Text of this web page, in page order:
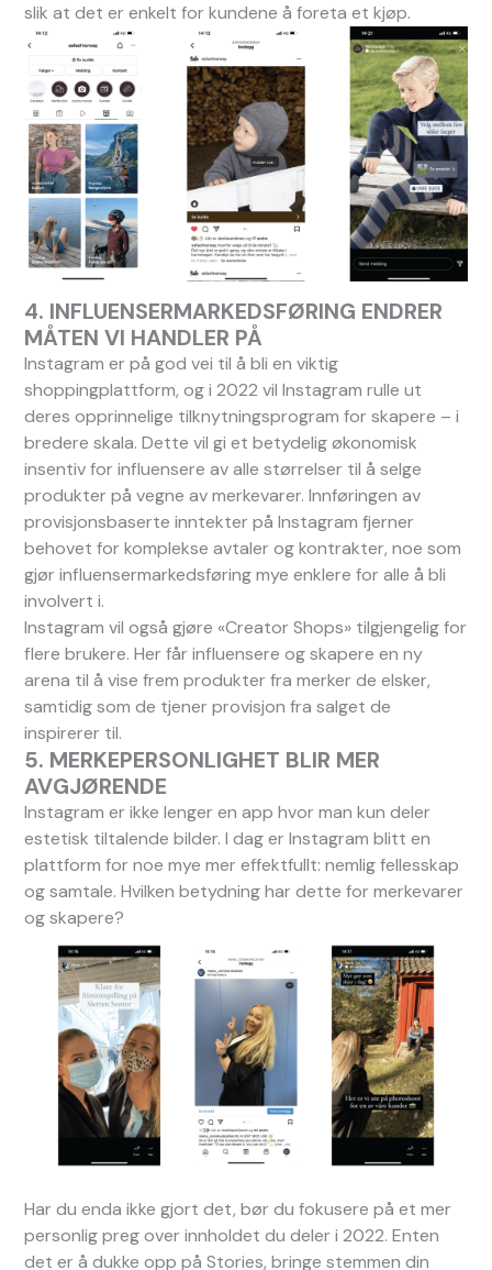
slik at det er enkelt for kundene å foreta et kjøp.
4. INFLUENSERMARKEDSFØRING ENDRER
MÅTEN VI HANDLER PÅ
Instagram er på god vei til å bli en viktig
shoppingplattform, og i 2022 vil Instagram rulle ut
deres opprinnelige tilknytningsprogram for skapere – i
bredere skala. Dette vil gi et betydelig økonomisk
insentiv for influensere av alle størrelser til å selge
produkter på vegne av merkevarer. Innføringen av
provisjonsbaserte inntekter på Instagram fjerner
behovet for komplekse avtaler og kontrakter, noe som
gjør influensermarkedsføring mye enklere for alle å bli
involvert i.
Instagram vil også gjøre «Creator Shops» tilgjengelig for
flere brukere. Her får influensere og skapere en ny
arena til å vise frem produkter fra merker de elsker,
samtidig som de tjener provisjon fra salget de
inspirerer til.
5. MERKEPERSONLIGHET BLIR MER
AVGJØRENDE
Instagram er ikke lenger en app hvor man kun deler
estetisk tiltalende bilder. I dag er Instagram blitt en
plattform for noe mye mer effektfullt: nemlig fellesskap
og samtale. Hvilken betydning har dette for merkevarer
og skapere?
Har du enda ikke gjort det, bør du fokusere på et mer
personlig preg over innholdet du deler i 2022. Enten
det er å dukke opp på Stories, bringe stemmen din